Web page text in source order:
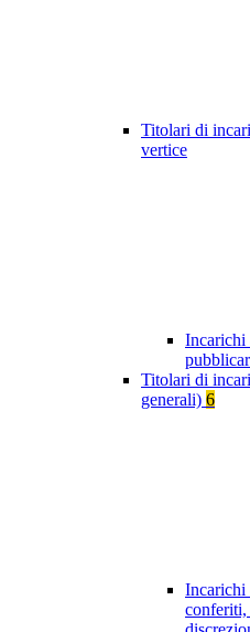
Titolari di
vertice
Incarichi
Titolari di
generali) 6
Incarichi